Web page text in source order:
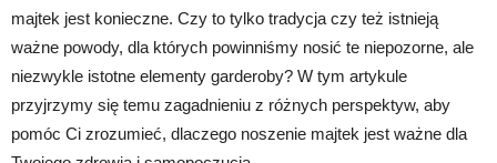
majtek jest konieczne. Czy to tylko tradycja czy też istnieją
ważne powody, dla których powinniśmy nosić te niepozorne, ale
niezwykle istotne elementy garderoby? W tym artykule
przyjrzymy się temu zagadnieniu z różnych perspektyw, aby
pomóc Ci zrozumieć, dlaczego noszenie majtek jest ważne dla